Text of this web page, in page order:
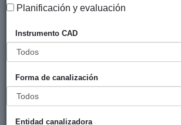
Planificación y evaluación
Instrumento CAD
Forma de canalización
Entidad canalizadora
financiadora
Becas
ONU -
Gobierno
- Agencia
Cooperación
y
EHU